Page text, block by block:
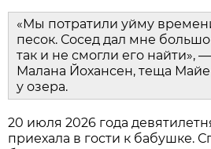
«Мы потратили уйму
песок. Сосед дал мне
так и не смогли его найти»,
Малана Йохансен, теща
у озера.
20 июля 2026 года
приехала в гости к бабушке.